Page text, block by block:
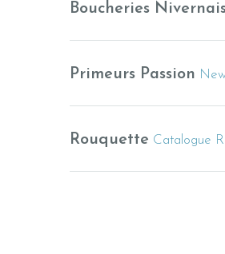
Boucheries
Primeurs Passion
Rouquette Catalogue